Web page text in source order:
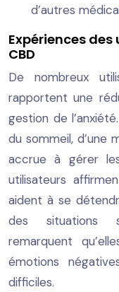
d’autres
Expériences
CBD
De nombreux
rapportent une
gestion de
du sommeil, d’une
accrue à gérer
utilisateurs
aident à se
des situations
remarquent
émotions
difficiles.